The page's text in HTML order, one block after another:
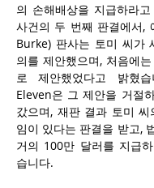
의 손해배상을 지급하라
사건의 두 번째 판결에서,
Burke) 판사는 토미 씨가
의를 제안했으며, 처음에
로 제안했었다고 밝혔
Eleven은 그 제안을 거절
갔으며, 재판 결과 토미
임이 있다는 판결을 받고,
거의 100만 달러를 지급
습니다.